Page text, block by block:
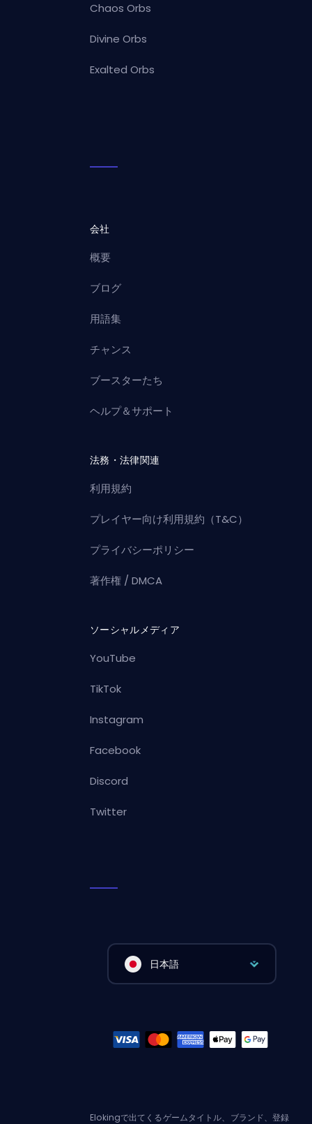
Chaos Orbs
Divine Orbs
Exalted Orbs
会社
概要
ブログ
用語集
チャンス
ブースターたち
ヘルプ＆サポート
法務・法律関連
利用規約
プレイヤー向け利用規約（T&C）
プライバシーポリシー
著作権 / DMCA
ソーシャルメディア
YouTube
TikTok
Instagram
Facebook
Discord
Twitter
日本語
Elokingで出てくるゲームタイトル、ブランド、登録